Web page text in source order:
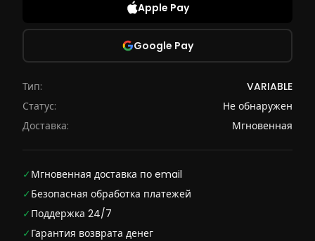
Apple Pay
Google Pay
Тип:
VARIABLE
Статус:
Не обнаружен
Доставка:
Мгновенная
✓ Мгновенная доставка по email
✓ Безопасная обработка платежей
✓ Поддержка 24/7
✓ Гарантия возврата денег